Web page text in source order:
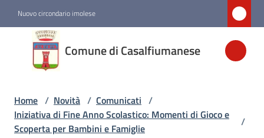
Nuovo circondario imolese
Comune di Casalfiumanese
Comune di
Casalfiumanese
Amministrazione
Home / Novità / Comunicati /
Iniziativa di Fine Anno Scolastico: Momenti di Gioco e
Scoperta per Bambini e Famiglie
/